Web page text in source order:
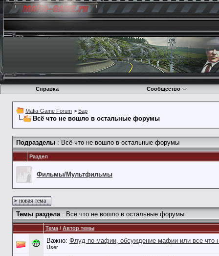
Справка Сообщество
Mafia-Game Forum > Бар
Всё что не вошло в остальные форумы
Подразделы : Всё что не вошло в остальные форумы
Раздел
Фильмы/Мультфильмы
новая тема
Темы раздела: Всё что не вошло в остальные форумы
Тема/Автор темы
Важно: Флуд по мафии, обсуждение мафии или все что
User